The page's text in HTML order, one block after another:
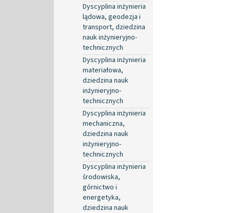
Dyscyplina inżynieria
lądowa, geodezja i
transport, dziedzina
nauk inżynieryjno-
technicznych
Dyscyplina inżynieria
materiałowa,
dziedzina nauk
inżynieryjno-
technicznych
Dyscyplina inżynieria
mechaniczna,
dziedzina nauk
inżynieryjno-
technicznych
Dyscyplina inżynieria
środowiska,
górnictwo i
energetyka,
dziedzina nauk